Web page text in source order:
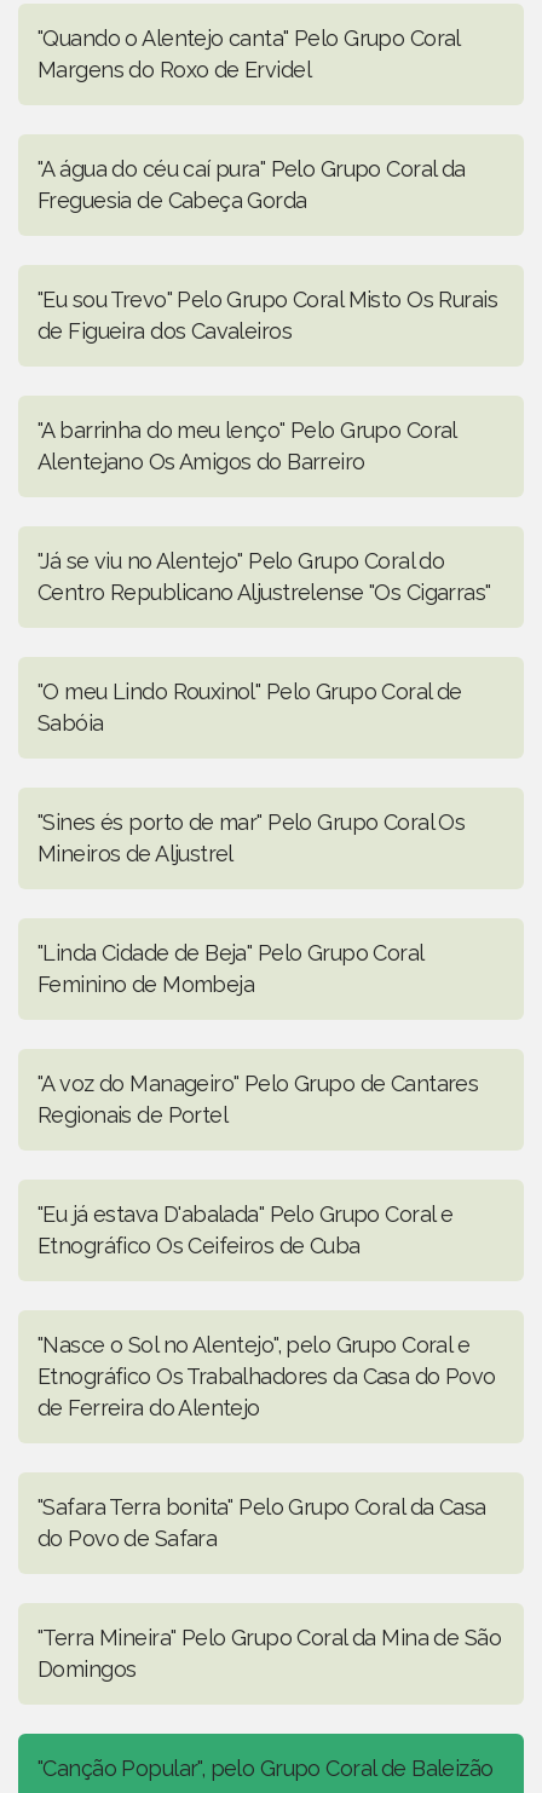
"Quando o Alentejo canta" Pelo Grupo Coral
Margens do Roxo de Ervidel
"A água do céu caí pura" Pelo Grupo Coral da
Freguesia de Cabeça Gorda
"Eu sou Trevo" Pelo Grupo Coral Misto Os Rurais
de Figueira dos Cavaleiros
"A barrinha do meu lenço" Pelo Grupo Coral
Alentejano Os Amigos do Barreiro
"Já se viu no Alentejo" Pelo Grupo Coral do
Centro Republicano Aljustrelense "Os Cigarras"
"O meu Lindo Rouxinol" Pelo Grupo Coral de
Sabóia
"Sines és porto de mar" Pelo Grupo Coral Os
Mineiros de Aljustrel
"Linda Cidade de Beja" Pelo Grupo Coral
Feminino de Mombeja
"A voz do Manageiro" Pelo Grupo de Cantares
Regionais de Portel
"Eu já estava D'abalada" Pelo Grupo Coral e
Etnográfico Os Ceifeiros de Cuba
"Nasce o Sol no Alentejo", pelo Grupo Coral e
Etnográfico Os Trabalhadores da Casa do Povo
de Ferreira do Alentejo
"Safara Terra bonita" Pelo Grupo Coral da Casa
do Povo de Safara
"Terra Mineira" Pelo Grupo Coral da Mina de São
Domingos
"Canção Popular", pelo Grupo Coral de Baleizão